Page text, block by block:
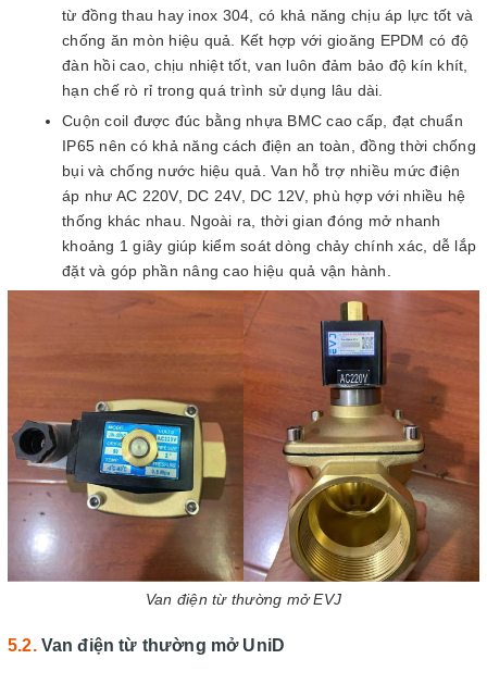
từ đồng thau hay inox 304, có khả năng chịu áp lực tốt và
chống ăn mòn hiệu quả. Kết hợp với gioăng EPDM có độ
đàn hồi cao, chịu nhiệt tốt, van luôn đảm bảo độ kín khít,
hạn chế rò rỉ trong quá trình sử dụng lâu dài.
Cuộn coil được đúc bằng nhựa BMC cao cấp, đạt chuẩn
IP65 nên có khả năng cách điện an toàn, đồng thời chống
bụi và chống nước hiệu quả. Van hỗ trợ nhiều mức điện
áp như AC 220V, DC 24V, DC 12V, phù hợp với nhiều hệ
thống khác nhau. Ngoài ra, thời gian đóng mở nhanh
khoảng 1 giây giúp kiểm soát dòng chảy chính xác, dễ lắp
đặt và góp phần nâng cao hiệu quả vận hành.
Van điện từ thường mở EVJ
Van điện từ thường mở UniD